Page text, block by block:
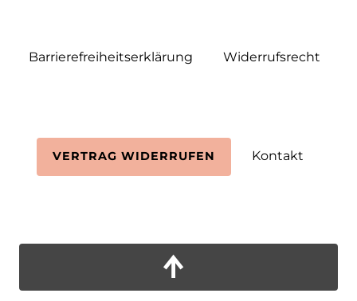
Barrierefreiheitserklärung Widerrufs­recht
VERTRAG WIDERRUFEN Kontakt